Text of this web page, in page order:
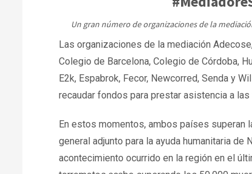
Un gran número de organizaciones de la
Las organizaciones de la mediación
Colegio de Barcelona, Colegio de Córdoba,
E2k, Espabrok, Fecor, Newcorred, Senda y
recaudar fondos para prestar asistencia a las
En estos momentos, ambos países superan
general adjunto para la ayuda humanitaria
acontecimiento ocurrido en la región en el